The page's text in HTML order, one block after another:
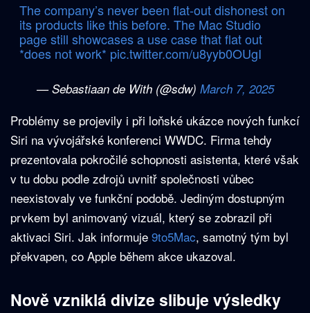
The company’s never been flat-out dishonest on
its products like this before. The Mac Studio
page still showcases a use case that flat out
*does not work* pic.twitter.com/u8yyb0OUgI
— Sebastiaan de With (@sdw) March 7, 2025
Problémy se projevily i při loňské ukázce nových funkcí
Siri na vývojářské konferenci WWDC. Firma tehdy
prezentovala pokročilé schopnosti asistenta, které však
v tu dobu podle zdrojů uvnitř společnosti vůbec
neexistovaly ve funkční podobě. Jediným dostupným
prvkem byl animovaný vizuál, který se zobrazil při
aktivaci Siri. Jak informuje 9to5Mac, samotný tým byl
překvapen, co Apple během akce ukazoval.
Nově vzniklá divize slibuje výsledky